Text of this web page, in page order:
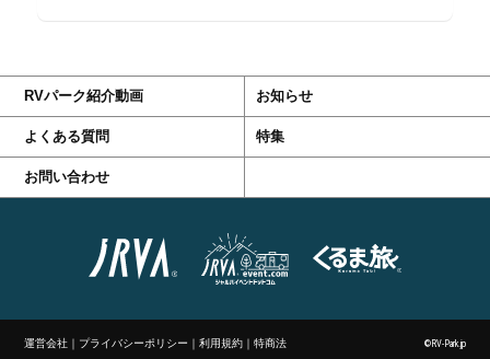
RVパーク紹介動画 お知らせ
よくある質問 特集
お問い合わせ
運営会社 ｜ プライバシーポリシー ｜利用規約 ｜特商法 ©RV-Park.jp